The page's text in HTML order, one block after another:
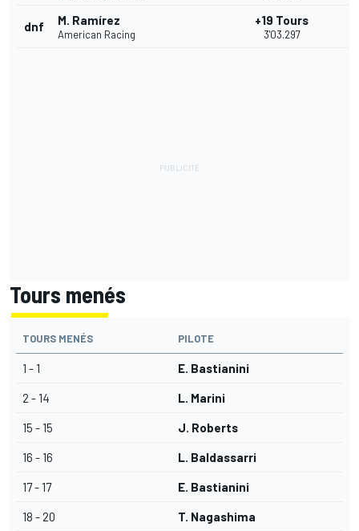
dnf M. Ramírez
American Racing
+19 Tours
3'03.297
Tours menés
TOURS MENÉS PILOTE
1 - 1 E. Bastianini
2 - 14 L. Marini
15 - 15 J. Roberts
16 - 16 L. Baldassarri
17 - 17 E. Bastianini
18 - 20 T. Nagashima